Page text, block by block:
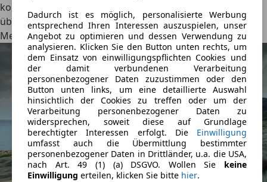
Dadurch ist es möglich, personalisierte Werbung
entsprechend Ihren Interessen auszuspielen, unser
Angebot zu optimieren und dessen Verwendung zu
analysieren. Klicken Sie den Button unten rechts, um
dem Einsatz von einwilligungspflichten Cookies und
der damit verbundenen Verarbeitung
personenbezogener Daten zuzustimmen oder den
Button unten links, um eine detaillierte Auswahl
hinsichtlich der Cookies zu treffen oder um der
Verarbeitung personenbezogener Daten zu
widersprechen, soweit diese auf Grundlage
berechtigter Interessen erfolgt. Die Einwilligung
umfasst auch die Übermittlung bestimmter
personenbezogener Daten in Drittländer, u.a. die USA,
nach Art. 49 (1) (a) DSGVO. Wollen Sie keine
Einwilligung erteilen, klicken Sie bitte hier.
kombinierten Verbrauch von 5,1 Litern
überzeugt.
Mercedes-Benz E-Klasse